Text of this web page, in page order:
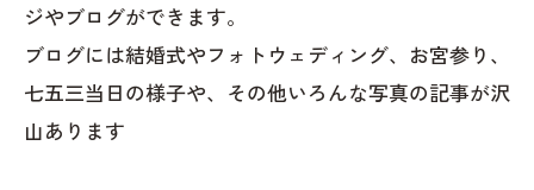
ジやブログができます。
ブログには結婚式やフォトウェディング、お宮参り、
七五三当日の様子や、その他いろんな写真の記事が沢
山あります